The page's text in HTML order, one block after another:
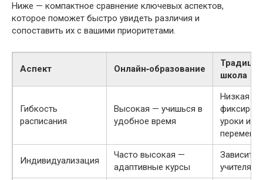
Ниже — компактное сравнение ключевых аспектов,
которое поможет быстро увидеть различия и
сопоставить их с вашими приоритетами.
Аспект Онлайн‑образование
школа
Гибкость
расписания
Высокая — учишься в
удобное время
Низкая —
уроки и
перемены
Индивидуализация
Часто высокая —
адаптивные курсы
Зависит
учителя и